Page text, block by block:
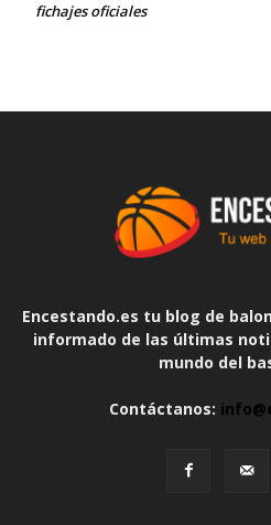
fichajes oficiales
Encestando.es tu blog de
informado de las últimas
mundo del
Contáctanos: